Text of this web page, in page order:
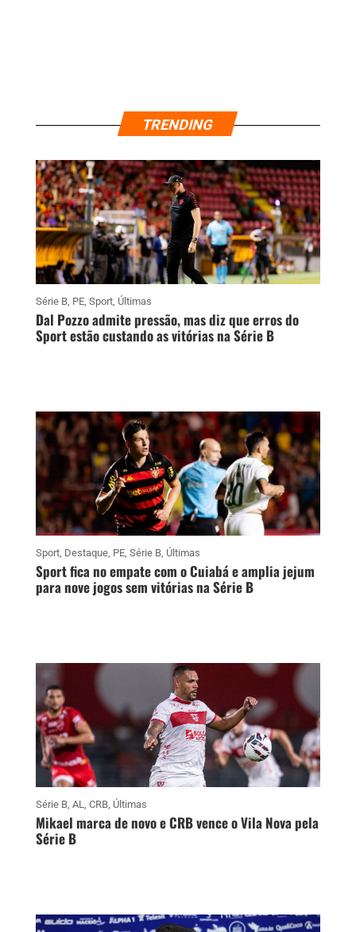
TRENDING
Série B, PE, Sport, Últimas
Dal Pozzo admite pressão, mas diz que erros do
Sport estão custando as vitórias na Série B
Sport, Destaque, PE, Série B, Últimas
Sport fica no empate com o Cuiabá e amplia jejum
para nove jogos sem vitórias na Série B
Série B, AL, CRB, Últimas
Mikael marca de novo e CRB vence o Vila Nova pela
Série B